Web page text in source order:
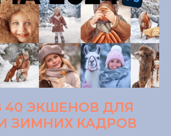
40 ЭКШЕНОВ ДЛЯ
ЗИМНИХ КАДРОВ